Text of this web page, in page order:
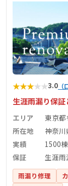
★★★★★3.0
生涯雨漏り保
エリア
東京都
所在地
神奈
実績
1500棟
保証
生涯雨
雨漏り修理